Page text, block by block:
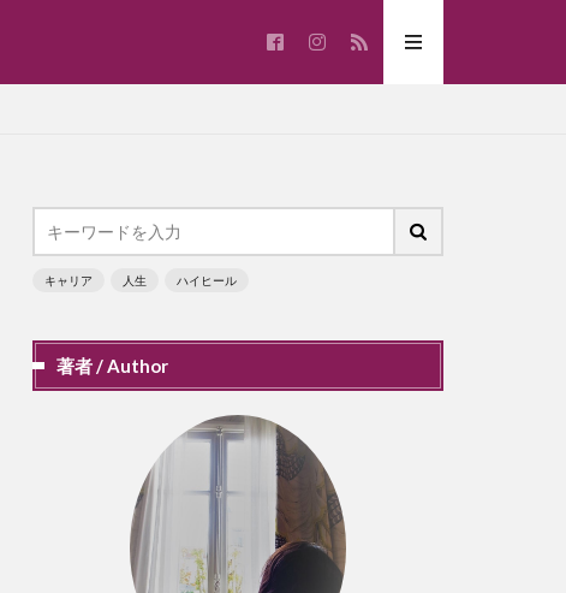
キャリア 人生 ハイヒール
著者 / Author